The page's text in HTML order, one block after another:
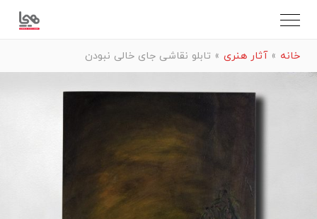
خانه »آثار هنری » تابلو نقاشی جای خالی نبودن